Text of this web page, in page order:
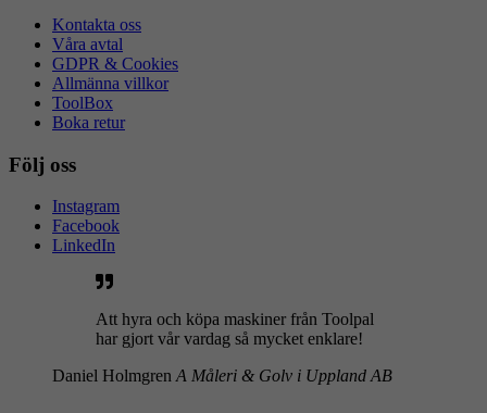
Kontakta oss
Våra avtal
GDPR & Cookies
Allmänna villkor
ToolBox
Boka retur
Följ oss
Instagram
Facebook
LinkedIn
Att hyra och köpa maskiner från Toolpal
har gjort vår vardag så mycket enklare!
Daniel Holmgren A Måleri & Golv i Uppland AB